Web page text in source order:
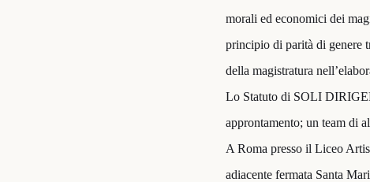
morali ed economici dei
principio di parità di genere
della magistratura
Lo Statuto di SOLI
approntamento; un team di
A Roma presso il Liceo
adiacente fermata Santa